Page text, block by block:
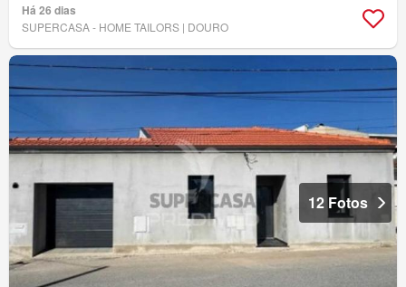
Há 26 dias
SUPERCASA - HOME TAILORS | DOURO
12 Fotos